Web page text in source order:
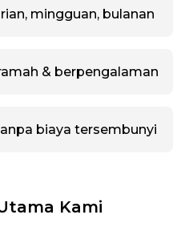
mingguan, bulanan
& berpengalaman
biaya tersembunyi
Kami